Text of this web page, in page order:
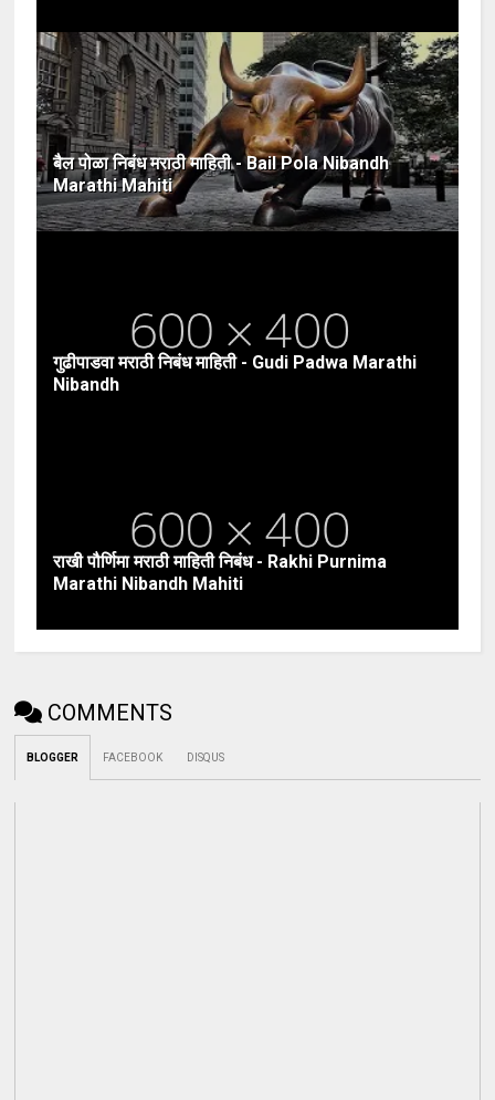
बैल पोळा निबंध मराठी माहिती - Bail Pola Nibandh
Marathi Mahiti
गुढीपाडवा मराठी निबंध माहिती - Gudi Padwa Marathi
Nibandh
राखी पौर्णिमा मराठी माहिती निबंध - Rakhi Purnima
Marathi Nibandh Mahiti
COMMENTS
BLOGGER FACEBOOK DISQUS